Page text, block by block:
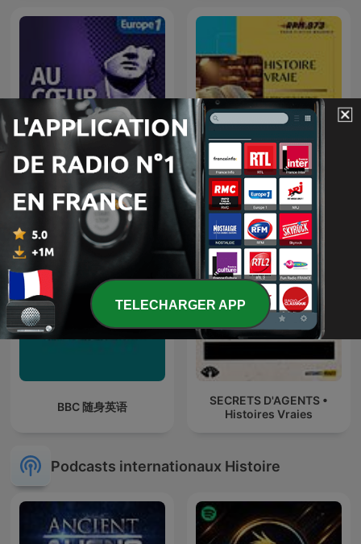
Au coeur de l’histoire -
Stéphane Bern - l’intégrale
Histoire Vraie
BBC 随身英语
SECRETS D'AGENTS •
Histoires Vraies
Podcasts internationaux Histoire
TELECHARGER APP